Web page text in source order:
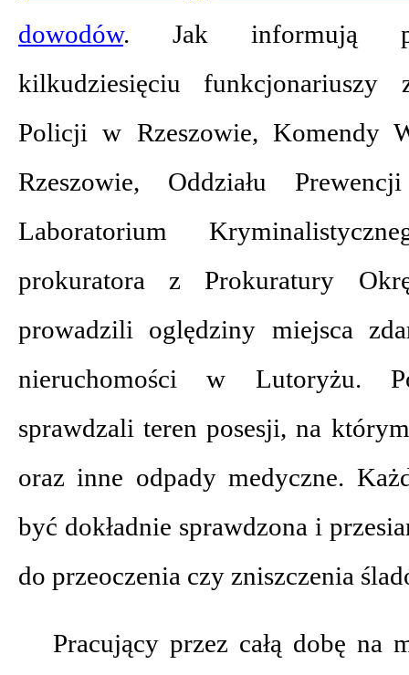
dowodów. Jak informują
kilkudziesięciu
Policji w Rzeszowie, Komendy
Rzeszowie, Oddziału
Laboratorium
prokuratora z Prokuratury
prowadzili oględziny miejsca
nieruchomości w Lutoryżu.
sprawdzali teren posesji, na
oraz inne odpady medyczne.
być dokładnie sprawdzona i
do przeoczenia czy zniszczenia
Pracujący przez całą dobę na